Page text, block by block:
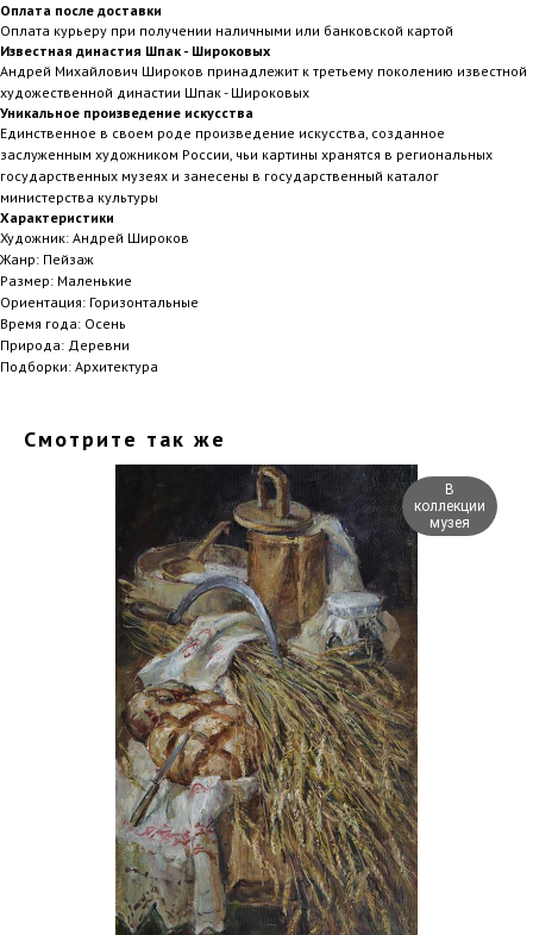
Оплата после доставки
Оплата курьеру при получении наличными или банковской картой
Известная династия Шпак - Широковых
Андрей Михайлович Широков принадлежит к третьему поколению известной
художественной династии Шпак - Широковых
Уникальное произведение искусства
Единственное в своем роде произведение искусства, созданное
заслуженным художником России, чьи картины хранятся в региональных
государственных музеях и занесены в государственный каталог
министерства культуры
Характеристики
Художник: Андрей Широков
Жанр: Пейзаж
Размер: Маленькие
Ориентация: Горизонтальные
Время года: Осень
Природа: Деревни
Подборки: Архитектура
Смотрите так же
В
коллекции
музея